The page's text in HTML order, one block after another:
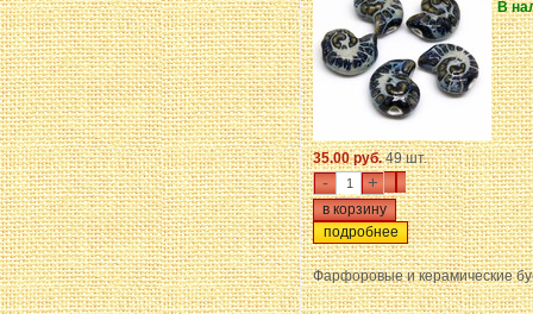
В
35.00 руб.49 шт.
- +
подробнее
Фарфоровые и керамические